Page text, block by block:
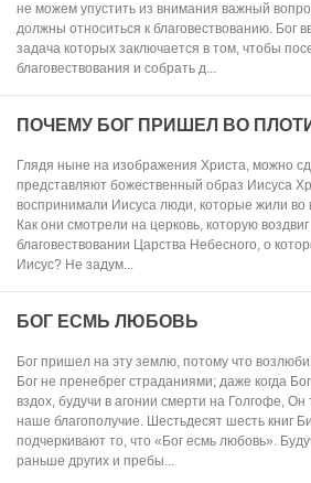
не можем упустить из внимания важный
должны относиться к благовествованию. Бог
задача которых заключается в том, чтобы
благовествования и собрать д...
ПОЧЕМУ БОГ ПРИШЕЛ ВО
Глядя ныне на изображения Христа, можно
представляют божественный образ Иисуса
воспринимали Иисуса люди, которые жили во
Как они смотрели на церковь, которую
благовествовании Царства Небесного, о
Иисус? Не задум...
БОГ ЕСМЬ ЛЮБОВЬ
Бог пришел на эту землю, потому что
Бог не пренебрег страданиями; даже когда
вздох, будучи в агонии смерти на Голгофе,
наше благополучие. Шестьдесят шесть книг
подчеркивают то, что «Бог есмь любовь».
раньше других и пребы...